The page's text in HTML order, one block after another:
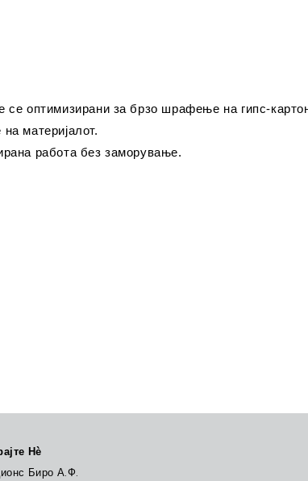
оптимизирани за брзо шрафење на гипс-
материјалот.
работа без заморување.
Нѐ
Биро А.Ф.